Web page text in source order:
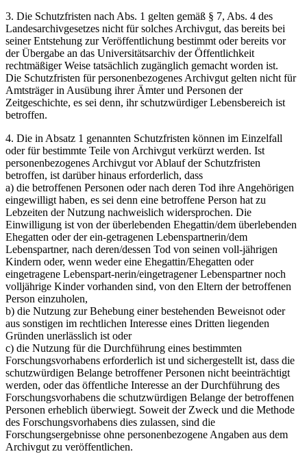
3. Die Schutzfristen nach Abs. 1 gelten gemäß § 7, Abs. 4 des
Landesarchivgesetzes nicht für solches Archivgut, das bereits bei
seiner Entstehung zur Veröffentlichung bestimmt oder bereits vor
der Übergabe an das Universitätsarchiv der Öffentlichkeit
rechtmäßiger Weise tatsächlich zugänglich gemacht worden ist.
Die Schutzfristen für personenbezogenes Archivgut gelten nicht für
Amtsträger in Ausübung ihrer Ämter und Personen der
Zeitgeschichte, es sei denn, ihr schutzwürdiger Lebensbereich ist
betroffen.
4. Die in Absatz 1 genannten Schutzfristen können im Einzelfall
oder für bestimmte Teile von Archivgut verkürzt werden. Ist
personenbezogenes Archivgut vor Ablauf der Schutzfristen
betroffen, ist darüber hinaus erforderlich, dass
a) die betroffenen Personen oder nach deren Tod ihre Angehörigen
eingewilligt haben, es sei denn eine betroffene Person hat zu
Lebzeiten der Nutzung nachweislich widersprochen. Die
Einwilligung ist von der überlebenden Ehegattin/dem überlebenden
Ehegatten oder der ein-getragenen Lebenspartnerin/dem
Lebenspartner, nach deren/dessen Tod von seinen voll-jährigen
Kindern oder, wenn weder eine Ehegattin/Ehegatten oder
eingetragene Lebenspart-nerin/eingetragener Lebenspartner noch
volljährige Kinder vorhanden sind, von den Eltern der betroffenen
Person einzuholen,
b) die Nutzung zur Behebung einer bestehenden Beweisnot oder
aus sonstigen im rechtlichen Interesse eines Dritten liegenden
Gründen unerlässlich ist oder
c) die Nutzung für die Durchführung eines bestimmten
Forschungsvorhabens erforderlich ist und sichergestellt ist, dass die
schutzwürdigen Belange betroffener Personen nicht beeinträchtigt
werden, oder das öffentliche Interesse an der Durchführung des
Forschungsvorhabens die schutzwürdigen Belange der betroffenen
Personen erheblich überwiegt. Soweit der Zweck und die Methode
des Forschungsvorhabens dies zulassen, sind die
Forschungsergebnisse ohne personenbezogene Angaben aus dem
Archivgut zu veröffentlichen.